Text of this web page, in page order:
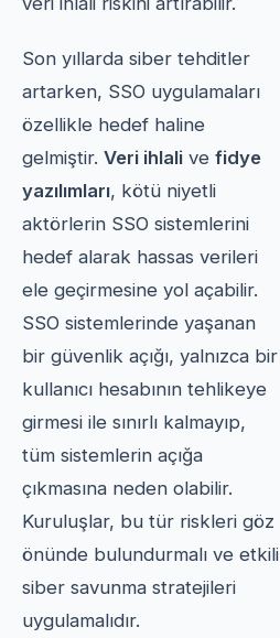
Son yıllarda siber tehditler
artarken, SSO uygulamaları
özellikle hedef haline
gelmiştir. Veri ihlali ve fidye
yazılımları, kötü niyetli
aktörlerin SSO sistemlerini
hedef alarak hassas verileri
ele geçirmesine yol açabilir.
SSO sistemlerinde yaşanan
bir güvenlik açığı, yalnızca bir
kullanıcı hesabının tehlikeye
girmesi ile sınırlı kalmayıp,
tüm sistemlerin açığa
çıkmasına neden olabilir.
Kuruluşlar, bu tür riskleri göz
önünde bulundurmalı ve etkili
siber savunma stratejileri
uygulamalıdır.